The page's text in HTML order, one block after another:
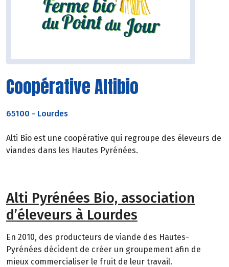
Coopérative Altibio
65100 - Lourdes
Alti Bio est une coopérative qui regroupe des éleveurs de
viandes dans les Hautes Pyrénées.
Alti Pyrénées Bio, association
d’éleveurs à Lourdes
En 2010, des producteurs de viande des Hautes-
Pyrénées décident de créer un groupement afin de
mieux commercialiser le fruit de leur travail.